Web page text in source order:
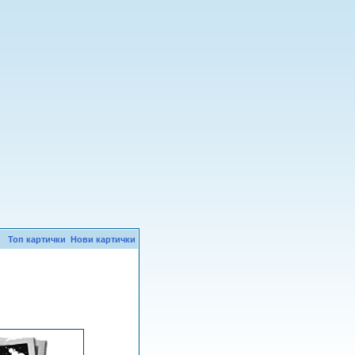
Топ картички Нови картички